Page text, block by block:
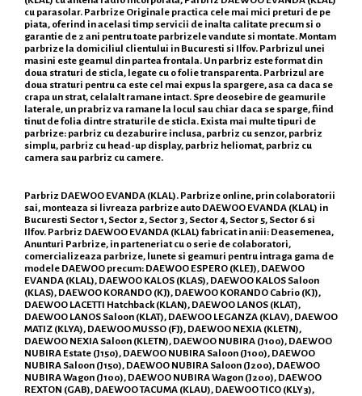
cu parasolar. Parbrize Originale practica cele mai mici preturi de pe
piata, oferind in acelasi timp servicii de inalta calitate precum si o
garantie de 2 ani pentru toate parbrizele vandute si montate. Montam
parbrize la domiciliul clientului in Bucuresti si Ilfov. Parbrizul unei
masini este geamul din partea frontala. Un parbriz este format din
doua straturi de sticla, legate cu o folie transparenta. Parbrizul are
doua straturi pentru ca este cel mai expus la spargere, asa ca daca se
crapa un strat, celalalt ramane intact. Spre deosebire de geamurile
laterale, un prabriz va ramane la locul sau chiar daca se sparge, fiind
tinut de folia dintre straturile de sticla. Exista mai multe tipuri de
parbrize: parbriz cu dezaburire inclusa, parbriz cu senzor, parbriz
simplu, parbriz cu head-up display, parbriz heliomat, parbriz cu
camera sau parbriz cu camere.
Parbriz DAEWOO EVANDA (KLAL). Parbrize online, prin colaboratorii
sai, monteaza si livreaza parbrize auto DAEWOO EVANDA (KLAL) in
Bucuresti Sector 1, Sector 2, Sector 3, Sector 4, Sector 5, Sector 6 si
Ilfov. Parbriz DAEWOO EVANDA (KLAL) fabricat in anii: Deasemenea,
Anunturi Parbrize, in parteneriat cu o serie de colaboratori,
comercializeaza parbrize, lunete si geamuri pentru intraga gama de
modele DAEWOO precum: DAEWOO ESPERO (KLEJ), DAEWOO
EVANDA (KLAL), DAEWOO KALOS (KLAS), DAEWOO KALOS Saloon
(KLAS), DAEWOO KORANDO (KJ), DAEWOO KORANDO Cabrio (KJ),
DAEWOO LACETTI Hatchback (KLAN), DAEWOO LANOS (KLAT),
DAEWOO LANOS Saloon (KLAT), DAEWOO LEGANZA (KLAV), DAEWOO
MATIZ (KLYA), DAEWOO MUSSO (FJ), DAEWOO NEXIA (KLETN),
DAEWOO NEXIA Saloon (KLETN), DAEWOO NUBIRA (J100), DAEWOO
NUBIRA Estate (J150), DAEWOO NUBIRA Saloon (J100), DAEWOO
NUBIRA Saloon (J150), DAEWOO NUBIRA Saloon (J200), DAEWOO
NUBIRA Wagon (J100), DAEWOO NUBIRA Wagon (J200), DAEWOO
REXTON (GAB), DAEWOO TACUMA (KLAU), DAEWOO TICO (KLY3),